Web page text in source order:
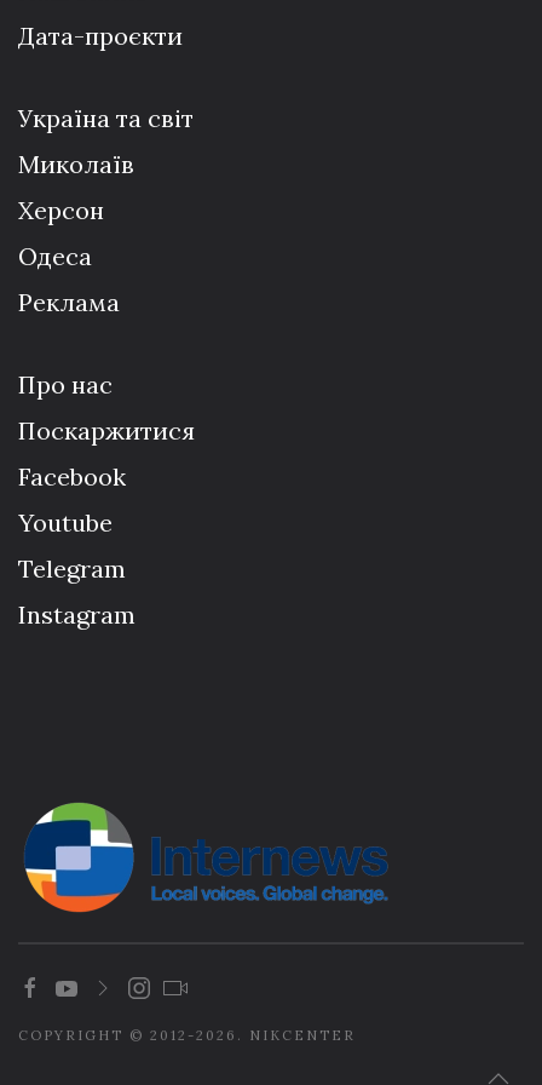
Дата-проєкти
Україна та світ
Миколаїв
Херсон
Одеса
Реклама
Про нас
Поскаржитися
Facebook
Youtube
Telegram
Instagram
COPYRIGHT © 2012-2026. NIKCENTER